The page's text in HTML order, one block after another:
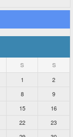
S S
1
2
8
9
15
16
22
23